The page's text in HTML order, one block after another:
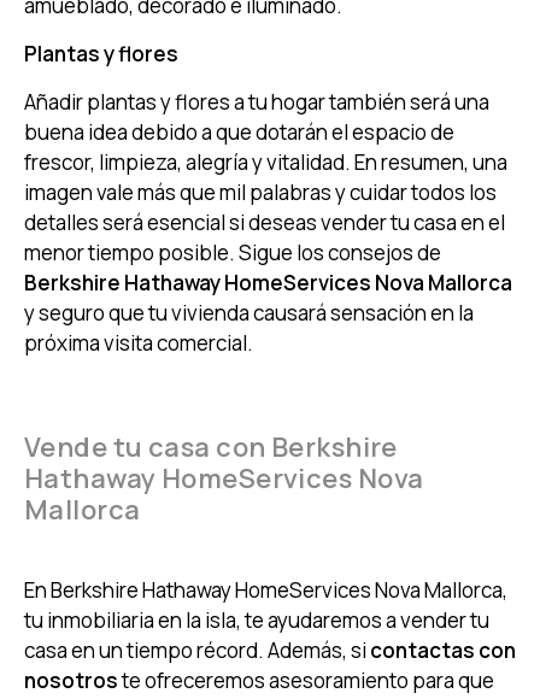
Plantas y flores
Añadir plantas y flores a tu hogar también será una
buena idea debido a que dotarán el espacio de
frescor, limpieza, alegría y vitalidad. En resumen, una
imagen vale más que mil palabras y cuidar todos los
detalles será esencial si deseas vender tu casa en el
menor tiempo posible. Sigue los consejos de
Berkshire Hathaway HomeServices Nova Mallorca
y seguro que tu vivienda causará sensación en la
próxima visita comercial.
Vende tu casa con Berkshire
Hathaway HomeServices Nova
Mallorca
En Berkshire Hathaway HomeServices Nova Mallorca,
tu inmobiliaria en la isla, te ayudaremos a vender tu
casa en un tiempo récord. Además, si contactas con
nosotroste ofreceremos asesoramiento para que